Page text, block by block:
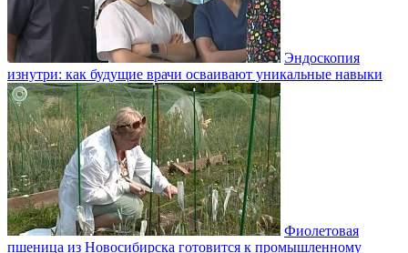
Эндоскопия
изнутри: как будущие врачи осваивают уникальные навыки
Фиолетовая
пшеница из Новосибирска готовится к промышленному